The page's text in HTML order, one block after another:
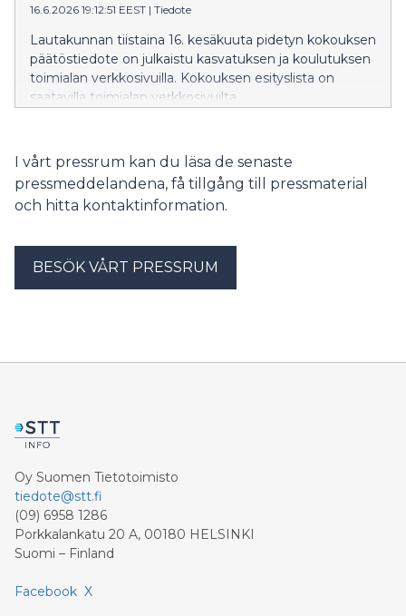
16.6.2026 19:12:51 EEST | Tiedote
Lautakunnan tiistaina 16. kesäkuuta pidetyn kokouksen
päätöstiedote on julkaistu kasvatuksen ja koulutuksen
toimialan verkkosivuilla. Kokouksen esityslista on
saatavilla toimialan verkkosivuilta.
I vårt pressrum kan du läsa de senaste
pressmeddelandena, få tillgång till pressmaterial
och hitta kontaktinformation.
BESÖK VÅRT PRESSRUM
Oy Suomen Tietotoimisto
tiedote@stt.fi
(09) 6958 1286
Porkkalankatu 20 A, 00180 HELSINKI
Suomi – Finland
Facebook X